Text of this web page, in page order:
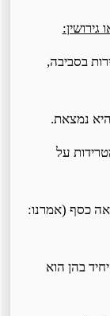
בסביבה,
נמצאת.
על
כסף (אמרנו:
בהן הוא